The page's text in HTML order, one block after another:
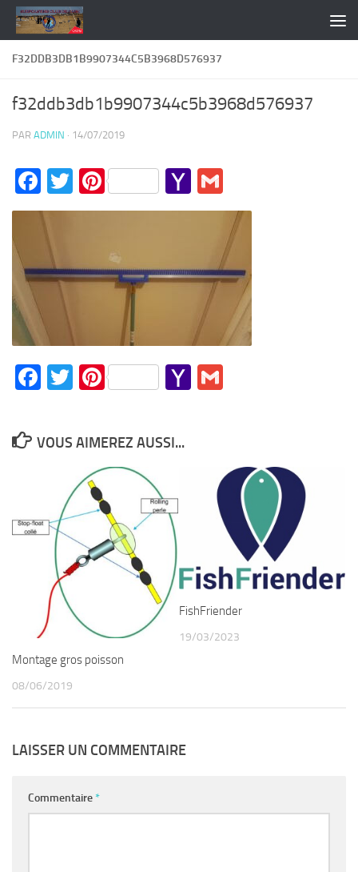
Skip to content
F32DDB3DB1B9907344C5B3968D576937
f32ddb3db1b9907344c5b3968d576937
PAR ADMIN · 14/07/2019
Facebook
TwitterPinterestYahoo
Mail
Facebook
TwitterPinterestYahoo
VOUS AIMEREZ AUSSI...
Montage gros poisson
08/06/2019
FishFriender
19/03/2023
LAISSER UN COMMENTAIRE
Commentaire *